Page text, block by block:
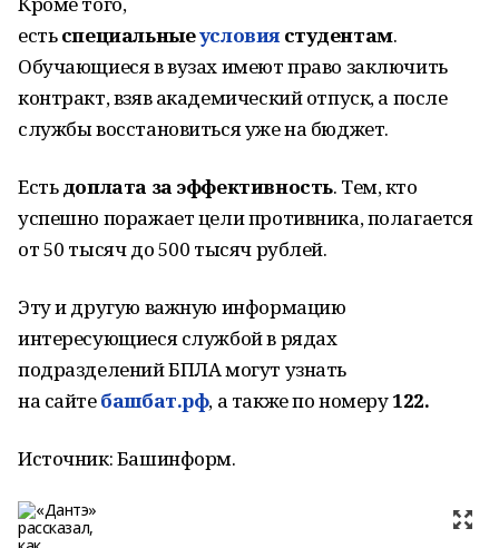
естьспециальныеусловиястудентам.
Обучающиеся в вузах имеют право заключить
контракт, взяв академический отпуск, а после
службы восстановиться уже на бюджет.
Естьдоплата за эффективность. Тем, кто
успешно поражает цели противника, полагается
от 50 тысяч до 500 тысяч рублей.
Эту и другую важную информацию
интересующиеся службой в рядах
подразделений БПЛА могут узнать
на сайтебашбат.рф, а также по номеру122.
Источник: Башинформ.